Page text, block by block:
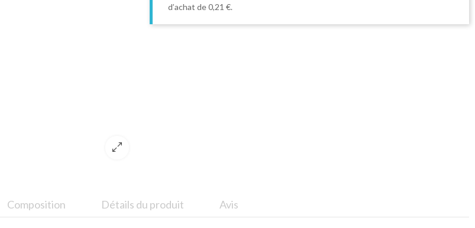
d’achat de0,21 €.
Composition Détails du produit Avis